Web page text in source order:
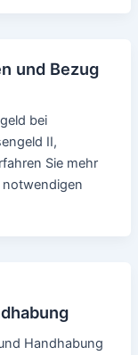
und Bezug
bei
II,
Sie mehr
notwendigen
Handhabung